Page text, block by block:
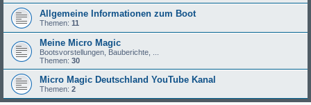
Allgemeine Informationen zum Boot
Themen: 11
Meine Micro Magic
Bootsvorstellungen, Bauberichte, ...
Themen: 30
Micro Magic Deutschland YouTube Kanal
Themen: 2